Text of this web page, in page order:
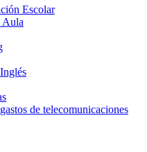
Escolar
Aula
de telecomunicaciones